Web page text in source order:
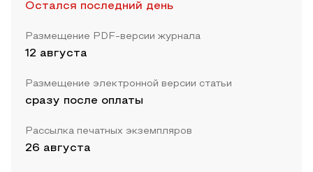
Остался последний день
Размещение PDF-версии журнала
12 августа
Размещение электронной версии статьи
сразу после оплаты
Рассылка печатных экземпляров
26 августа